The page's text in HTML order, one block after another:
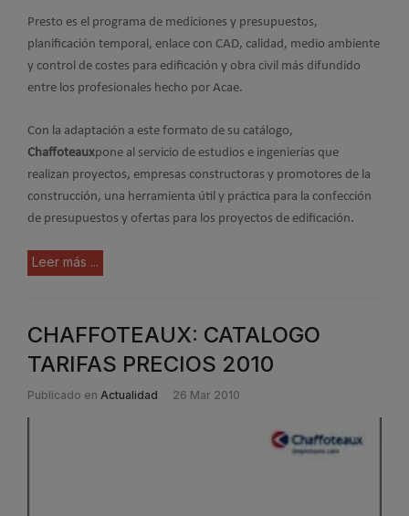
Presto es el programa de mediciones y presupuestos,
planificación temporal, enlace con CAD, calidad, medio ambiente
y control de costes para edificación y obra civil más difundido
entre los profesionales hecho por Acae.
Con la adaptación a este formato de su catálogo,
Chaffoteauxpone al servicio de estudios e ingenierías que
realizan proyectos, empresas constructoras y promotores de la
construcción, una herramienta útil y práctica para la confección
de presupuestos y ofertas para los proyectos de edificación.
Leer más ...
CHAFFOTEAUX: CATALOGO
TARIFAS PRECIOS 2010
Publicado en Actualidad 26 Mar 2010